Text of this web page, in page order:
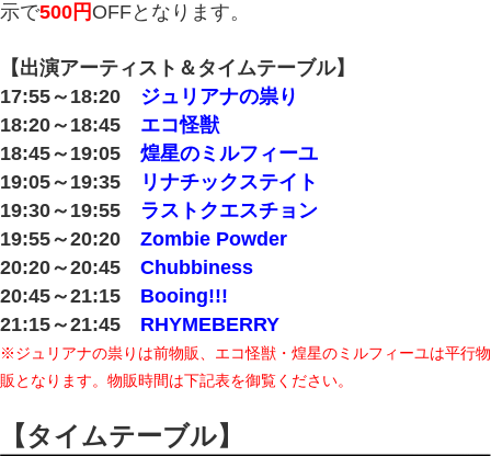
示で500円 OFFとなります。
【出演アーティスト＆タイムテーブル】
17:55～18:20 ジュリアナの祟り
18:20～18:45 エコ怪獣
18:45～19:05 煌星のミルフィーユ
19:05～19:35 リナチックステイト
19:30～19:55 ラストクエスチョン
19:55～20:20 Zombie Powder
20:20～20:45 Chubbiness
20:45～21:15 Booing!!!
21:15～21:45 RHYMEBERRY
※ジュリアナの祟りは前物販、エコ怪獣・煌星のミルフィーユは平行物
販となります。物販時間は下記表を御覧ください。
【タイムテーブル】